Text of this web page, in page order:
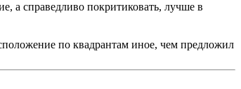
а справедливо покритиковать, лучше в
по квадрантам иное, чем предложил